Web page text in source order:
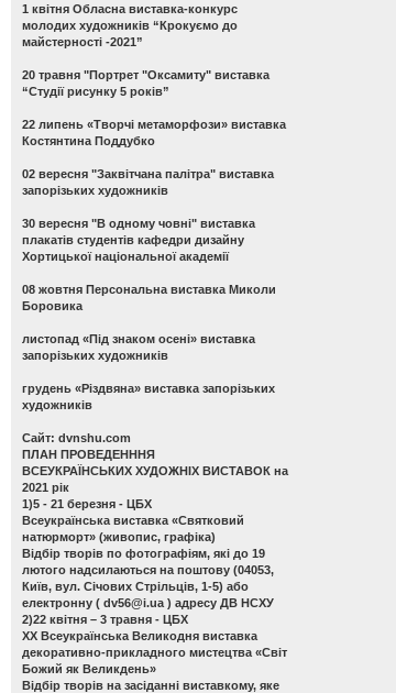
1 квітня Обласна виставка-конкурс
молодих художників “Крокуємо до
майстерності -2021”
20 травня "Портрет "Оксамиту" виставка
“Студії рисунку 5 років”
22 липень «Творчі метаморфози» виставка
Костянтина Поддубко
02 вересня "Заквітчана палітра" виставка
запорізьких художників
30 вересня "В одному човні" виставка
плакатів студентів кафедри дизайну
Хортицької національної академії
08 жовтня Персональна виставка Миколи
Боровика
листопад «Під знаком осені» виставка
запорізьких художників
грудень «Різдвяна» виставка запорізьких
художників
Сайт: dvnshu.com
ПЛАН ПРОВЕДЕНННЯ
ВСЕУКРАЇНСЬКИХ ХУДОЖНІХ ВИСТАВОК на
2021 рік
1)5 - 21 березня - ЦБХ
Всеукраїнська виставка «Святковий
натюрморт» (живопис, графіка)
Відбір творів по фотографіям, які до 19
лютого надсилаються на поштову (04053,
Київ, вул. Січових Стрільців, 1-5) або
електронну ( dv56@i.ua ) адресу ДВ НСХУ
2)22 квітня – 3 травня - ЦБХ
ХХ Всеукраїнська Великодня виставка
декоративно-прикладного мистецтва «Світ
Божий як Великдень»
Відбір творів на засіданні виставкому, яке